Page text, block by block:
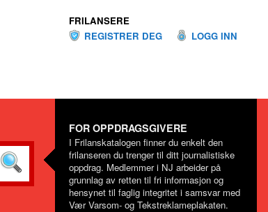
FRILANSERE
REGISTRER DEG
LOGG INN
FOR OPPDRAGSGIVERE
I Frilanskatalogen finner du enkelt den
frilanseren du trenger til ditt journalistiske
oppdrag. Medlemmer i NJ arbeider på
grunnlag av retten til fri informasjon og
hensynet til faglig integritet i samsvar med
Vær Varsom- og Tekstreklameplakaten.